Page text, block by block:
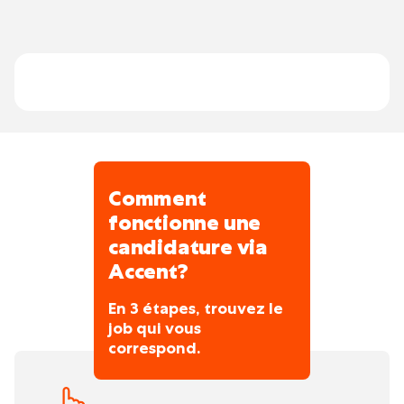
Comment
fonctionne une
candidature via
Accent?
En 3 étapes, trouvez le
job qui vous
correspond.